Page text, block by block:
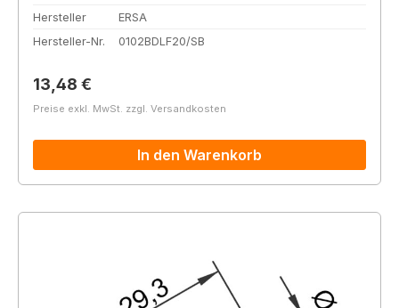
Hersteller
ERSA
Hersteller-Nr.
0102BDLF20/SB
Regulärer Preis:
13,48 €
Preise exkl. MwSt. zzgl. Versandkosten
In den Warenkorb